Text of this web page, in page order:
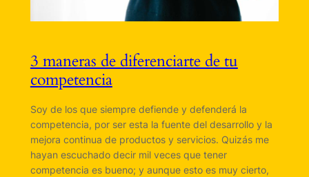
3 maneras de diferenciarte de tu
competencia
Soy de los que siempre defiende y defenderá la
competencia, por ser esta la fuente del desarrollo y la
mejora continua de productos y servicios. Quizás me
hayan escuchado decir mil veces que tener
competencia es bueno; y aunque esto es muy cierto,